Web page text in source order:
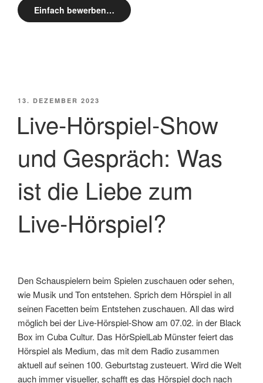
Einfach bewerben…
VERÖFFENTLICHT
13. DEZEMBER 2023
Live-Hörspiel-Show
und Gespräch: Was
ist die Liebe zum
Live-Hörspiel?
Den Schauspielern beim Spielen zuschauen oder sehen,
wie Musik und Ton entstehen. Sprich dem Hörspiel in all
seinen Facetten beim Entstehen zuschauen. All das wird
möglich bei der Live-Hörspiel-Show am 07.02. in der Black
Box im Cuba Cultur. Das HörSpielLab Münster feiert das
Hörspiel als Medium, das mit dem Radio zusammen
aktuell auf seinen 100. Geburtstag zusteuert. Wird die Welt
auch immer visueller, schafft es das Hörspiel doch nach